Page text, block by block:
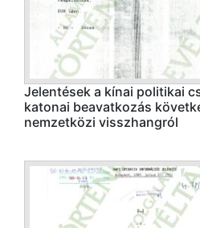
Jelentések a kínai politikai
katonai beavatkozás
nemzetközi visszhangról